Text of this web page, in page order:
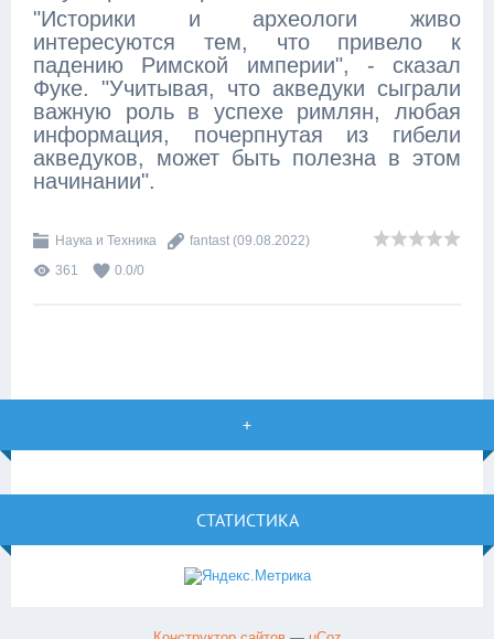
"Историки и археологи живо
интересуются тем, что привело к
падению Римской империи", - сказал
Фуке. "Учитывая, что акведуки сыграли
важную роль в успехе римлян, любая
информация, почерпнутая из гибели
акведуков, может быть полезна в этом
начинании".
Наука и Техника fantast (09.08.2022)
361
0.0/0
+
СТАТИСТИКА